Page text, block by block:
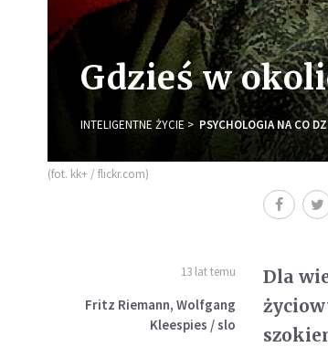
Gdzieś w
INTELIGENTNE ŻYCIE PSYCHOLOGIA NA CO
(fot. kk+ / flickr.com)
13 lat temu
Fritz Riemann, Wolfgang
Kleespies / slo
Dla